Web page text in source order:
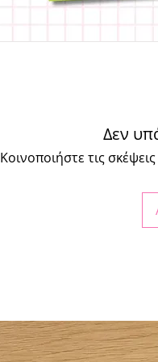
Δεν
Κοινοποιήστε τις